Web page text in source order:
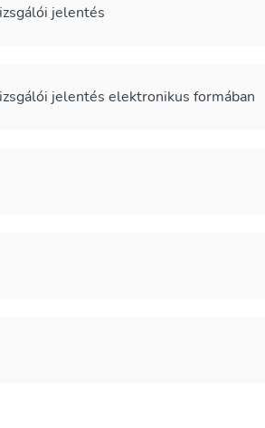
jelentés
jelentés elektronikus formában